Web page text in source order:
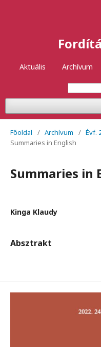
Aktuális Archívum
Főoldal / Archívum / Évf.
Summaries in English
Summaries in
Kinga Klaudy
Absztrakt